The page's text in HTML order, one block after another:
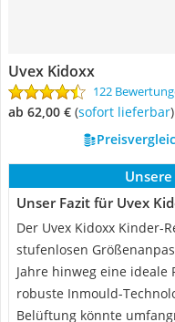
Uvex Kidoxx
122
ab 62,00 € ( Sofort lieferbar)
Unser Fazit für Uvex
Der Uvex Kidoxx Kinder-
stufenlosen
Jahre hinweg eine ideale
robuste Inmould-
Belüftung könnte